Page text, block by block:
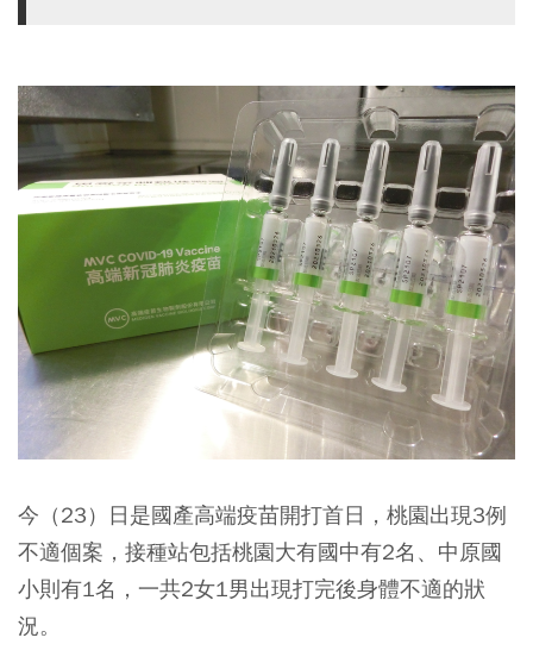
今（23）日是國產高端疫苗開打首日，桃園出現3例
不適個案，接種站包括桃園大有國中有2名、中原國
小則有1名，一共2女1男出現打完後身體不適的狀
況。